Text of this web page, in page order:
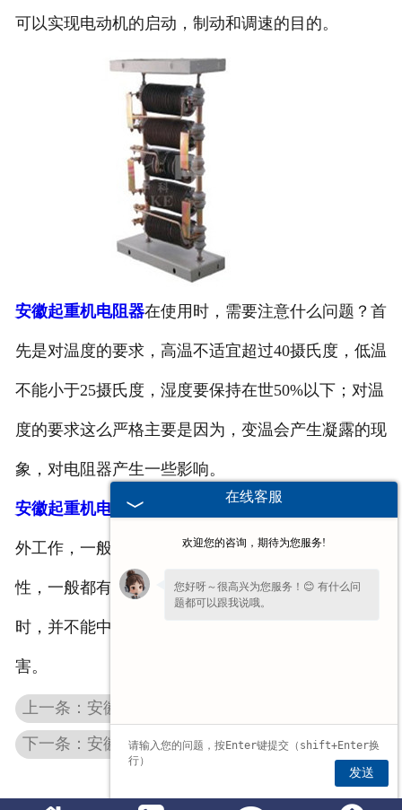
可以实现电动机的启动，制动和调速的目的。
安徽起重机电阻器在使用时，需要注意什么问题？首
先是对温度的要求，高温不适宜超过40摄氏度，低温
不能小于25摄氏度，湿度要保持在世50%以下；对温
度的要求这么严格主要是因为，变温会产生凝露的现
象，对电阻器产生一些影响。
安徽起重机电阻器一般都是敞开式的，它不适合在室
外工作，一般都是安装在室内的。为了使用的安全
性，一般都有接地线，需要注意的是，在使用电阻器
时，并不能中途长期停留，这会造成电阻元件的损
害。
上一条：安徽起重机电阻器在设备中的重要作用
下一条：安徽起重机电阻器日常使用需要做哪些维护工作
在线客服
欢迎您的咨询，期待为您服务!
您好呀～很高兴为您服务！😊 有什么问
题都可以跟我说哦。
发送